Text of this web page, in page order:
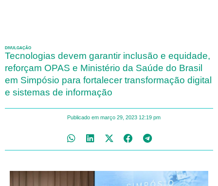
DIVULGAÇÃO
Tecnologias devem garantir inclusão e equidade,
reforçam OPAS e Ministério da Saúde do Brasil
em Simpósio para fortalecer transformação digital
e sistemas de informação
Publicado em março 29, 2023 12:19 pm